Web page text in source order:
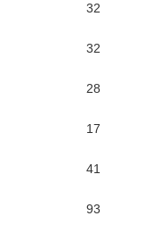
32
32
28
17
41
93